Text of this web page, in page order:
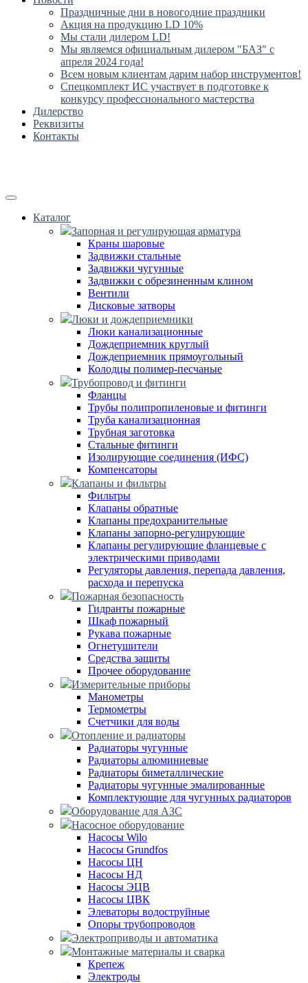
Праздничные дни в новогодние праздники
Акция на продукцию LD 10%
Мы стали дилером LD!
Мы являемся официальным дилером "БАЗ" с
апреля 2024 года!
Всем новым клиентам дарим набор инструментов!
Спецкомплект ИС участвует в подготовке к
конкурсу профессионального мастерства
Дилерство
Реквизиты
Контакты
Каталог
Запорная и регулирующая арматура
Краны шаровые
Задвижки стальные
Задвижки чугунные
Задвижки с обрезиненным клином
Вентили
Дисковые затворы
Люки и дождеприемники
Люки канализационные
Дождеприемник круглый
Дождеприемник прямоугольный
Колодцы полимер-песчаные
Трубопровод и фитинги
Фланцы
Трубы полипропиленовые и фитинги
Труба канализационная
Трубная заготовка
Стальные фитинги
Изолирующие соединения (ИФС)
Компенсаторы
Клапаны и фильтры
Фильтры
Клапаны обратные
Клапаны предохранительные
Клапаны запорно-регулирующие
Клапаны регулирующие фланцевые с
электрическими приводами
Регуляторы давления, перепада давления,
расхода и перепуска
Пожарная безопасность
Гидранты пожарные
Шкаф пожарный
Рукава пожарные
Огнетушители
Средства защиты
Прочее оборудование
Измерительные приборы
Манометры
Термометры
Счетчики для воды
Отопление и радиаторы
Радиаторы чугунные
Радиаторы алюминиевые
Радиаторы биметаллические
Радиаторы чугунные эмалированные
Комплектующие для чугунных радиаторов
Оборудование для АЗС
Насосное оборудование
Насосы Wilo
Насосы Grundfos
Насосы ЦН
Насосы НД
Насосы ЭЦВ
Насосы ЦВК
Элеваторы водоструйные
Опоры трубопроводов
Электроприводы и автоматика
Монтажные материалы и сварка
Крепеж
Электроды